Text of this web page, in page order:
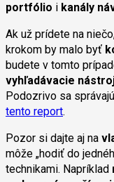
portfólio i kanály
Ak už prídete na
krokom by malo byť
budete v tomto
vyhľadávacie
Podozrivo sa
tento report.
Pozor si dajte aj na
môže „hodiť do
technikami. Napríklad